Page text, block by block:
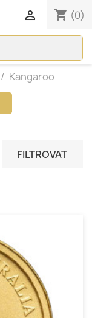
shopping_cart (0)

Kangaroo
FILTROVAT